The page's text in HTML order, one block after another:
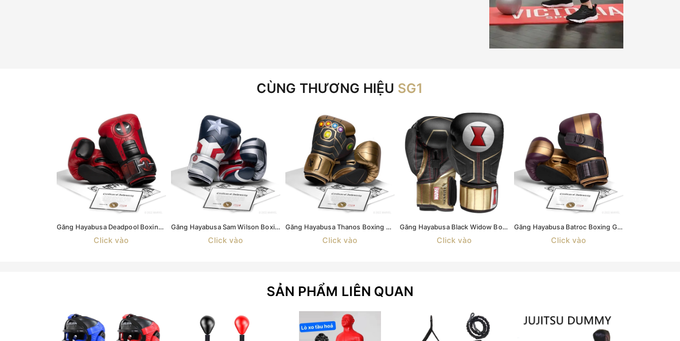
CÙNG THƯƠNG HIỆU SG1
Găng Hayabusa Deadpool Boxing Gloves
Click vào
Găng Hayabusa Sam Wilson Boxing Gloves
Click vào
Găng Hayabusa Thanos Boxing Gloves
Click vào
Găng Hayabusa Black Widow Boxing Gloves
Click vào
Găng Hayabusa Batroc Boxing Gloves
Click vào
SẢN PHẨM LIÊN QUAN